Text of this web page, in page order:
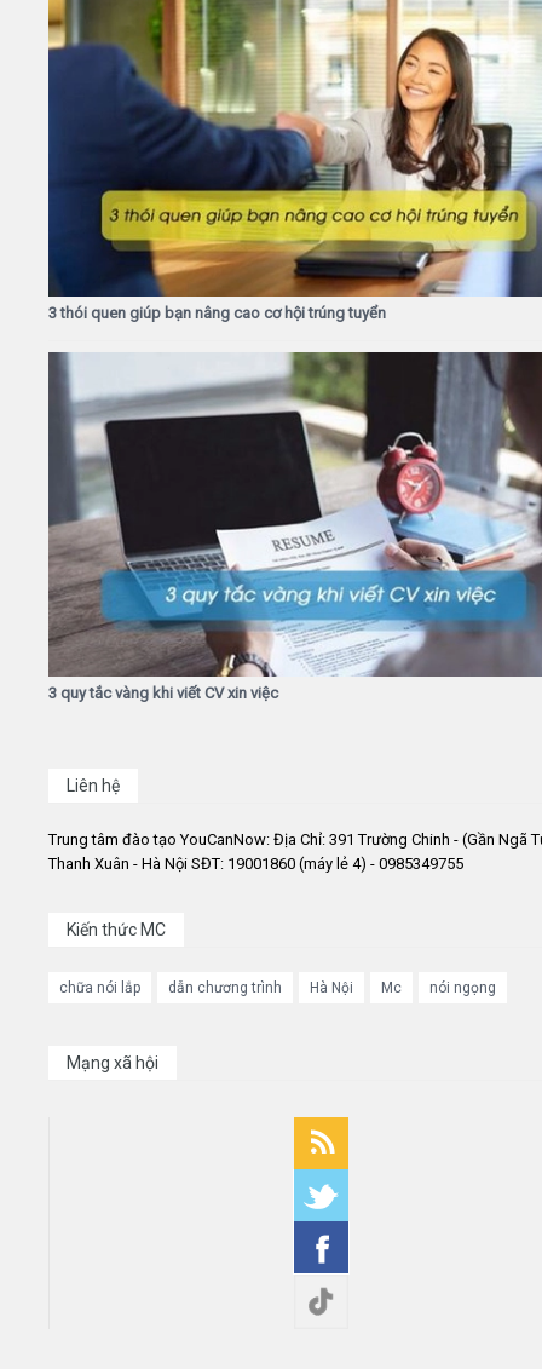
3 thói quen giúp bạn nâng cao cơ hội trúng tuyển
3 quy tắc vàng khi viết CV xin việc
Liên hệ
Trung tâm đào tạo YouCanNow: Địa Chỉ: 391 Trường Chinh - (Gần Ngã
Thanh Xuân - Hà Nội SĐT: 19001860 (máy lẻ 4) - 0985349755
Kiến thức MC
chữa nói lắp dẫn chương trình Hà Nội Mc nói ngọng
Mạng xã hội